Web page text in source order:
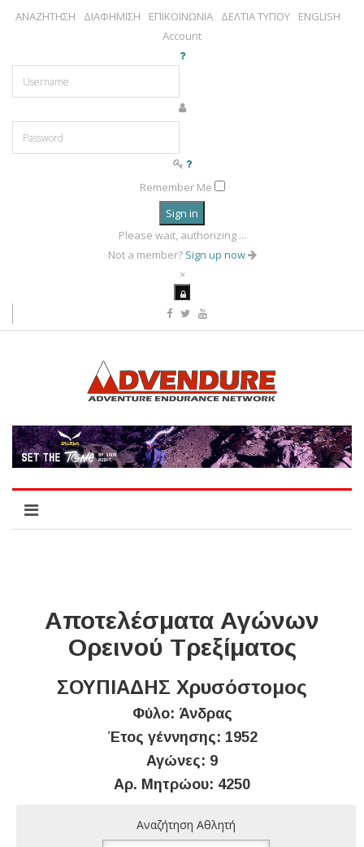
ΑΝΑΖΗΤΗΣΗ ΔΙΑΦΗΜΙΣΗ ΕΠΙΚΟΙΝΩΝΙΑ ΔΕΛΤΙΑ ΤΥΠΟΥ
ENGLISH
Account
Remember Me
Sign in
Please wait, authorizing ...
Not a member? Sign up now
×
Αποτελέσματα Αγώνων
Ορεινού Τρεξίματος
ΣΟΥΠΙΑΔΗΣ Χρυσόστομος
Φύλο: Άνδρας
Έτος γέννησης: 1952
Αγώνες: 9
Αρ. Μητρώου: 4250
Αναζήτηση Αθλητή